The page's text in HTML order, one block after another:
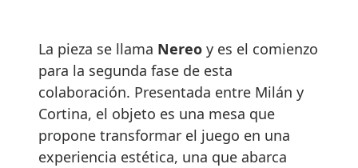
La pieza se llama Nereo y es el comienzo
para la segunda fase de esta
colaboración. Presentada entre Milán y
Cortina, el objeto es una mesa que
propone transformar el juego en una
experiencia estética, una que abarca